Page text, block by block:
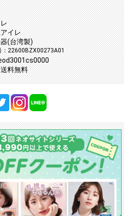
イレ
(台湾製)
：22600BZX00273A01
料無料